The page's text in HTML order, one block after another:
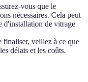
vous que le
nécessaires. Cela peut
d'installation de vitrage
finaliser, veillez à ce que
délais et les coûts.